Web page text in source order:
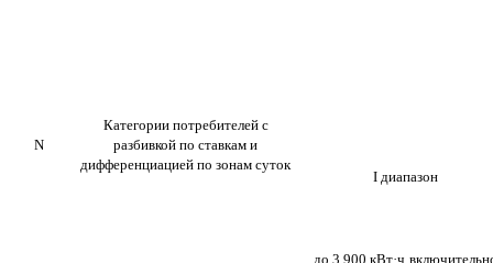
N
Категории потребителей с
разбивкой по ставкам и
дифференциацией по зонам суток
I диапазон
до 3 900 кВт·ч